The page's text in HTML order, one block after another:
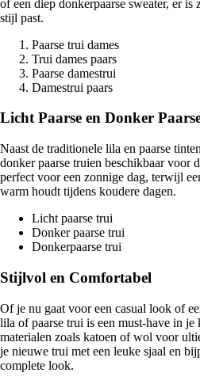
of een diep donkerpaarse sweater, er
stijl past.
Paarse trui dames
Trui dames paars
Paarse damestrui
Damestrui paars
Licht Paarse en Donker
Naast de traditionele lila en paarse
donker paarse truien beschikbaar voor
perfect voor een zonnige dag, terwijl
warm houdt tijdens koudere dagen.
Licht paarse trui
Donker paarse trui
Donkerpaarse trui
Stijlvol en Comfortabel
Of je nu gaat voor een casual look of
lila of paarse trui is een must-have in
materialen zoals katoen of wol voor
je nieuwe trui met een leuke sjaal en
complete look.